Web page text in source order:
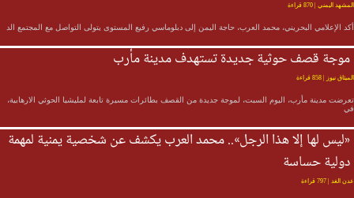
المشهد اليمني| 870 قراءة
أكد الإعلامي البحريني، محمد العرب، حاجة اليمن إلى دبلوماسي رفيع المستوى يتولى التواصل مع المجتمع الد
موجة قصف حوثية جديدة تستهدف مدينة مأرب
الميثاق نيوز
تعرضت مدينة مأرب، اليوم السبت، لموجة جديدة من القصف بطائرات مسيرة تابعة لمليشيا الحوثي الارهابية،
في
«ليس لها إلا هذا الرجل».. محمد العرب يكشف عن شخصية يمنية لمهمة
دولية حساسة
عدن الغد| 797 قراءة